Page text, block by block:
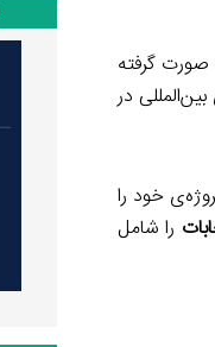
بیش از یک سال قبل از انتخابات، تلاش‌های مالی‌ای به‌منظور کمک به توسعه‌ی این پروژه انجام شد. در مقایسه با تجربه‌ای که در سال ۲۰۰۶ صورت گرفته
همکاری‌های بین‌المللی در
خود را
را شامل